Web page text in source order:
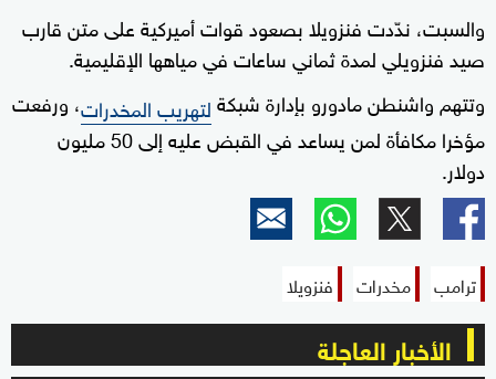
والسبت، ندّدت فنزويلا بصعود قوات أميركية على متن قارب
صيد فنزويلي لمدة ثماني ساعات في مياهها الإقليمية.
وتتهم واشنطن مادورو بإدارة شبكةلتهريب المخدرات، ورفعت
مؤخرا مكافأة لمن يساعد في القبض عليه إلى 50 مليون
دولار.
ترامب مخدرات فنزويلا
الأخبار العاجلة